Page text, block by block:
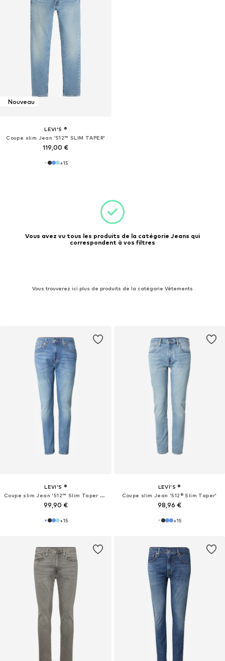
Nouveau
LEVI'S ®
Coupe slim Jean '512™ SLIM TAPER'
119,00 €
+15
Vous avez vu tous les produits de la catégorie Jeans qui
correspondent à vos filtres
Vous trouverez ici plus de produits de la catégorie Vêtements
LEVI'S ®
Coupe slim Jean '512™ Slim Taper Jeans'
99,90 €
+15
LEVI'S ®
Coupe slim Jean '512® Slim Taper'
98,96 €
+15